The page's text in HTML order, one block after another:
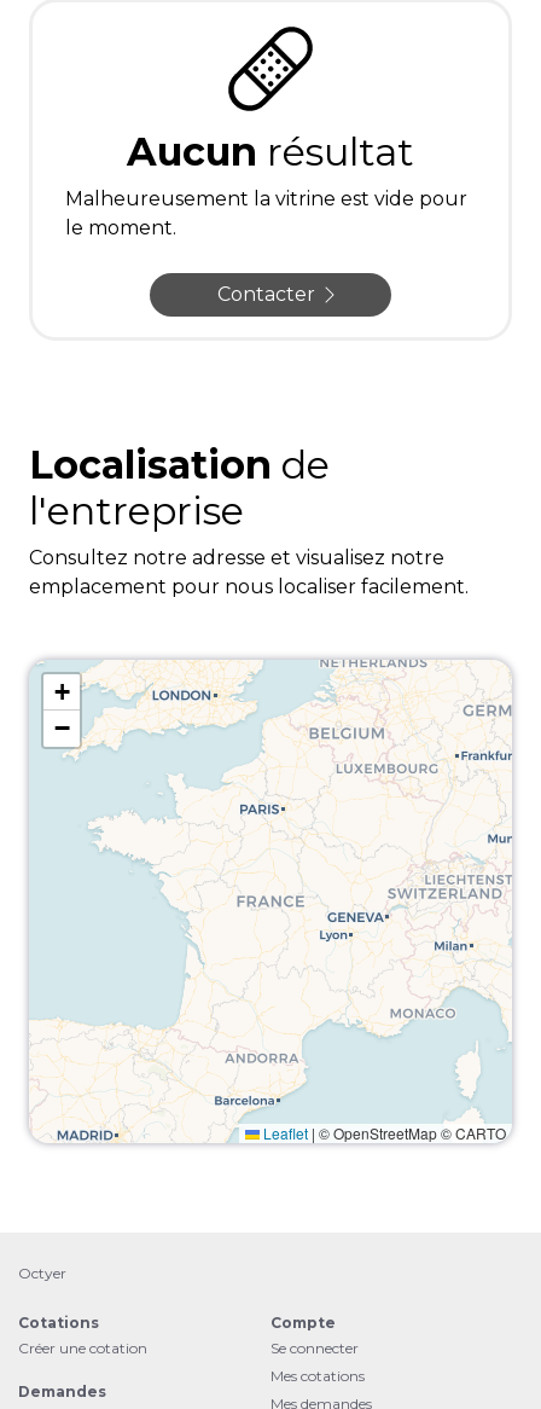
Aucun résultat
Malheureusement la vitrine est vide pour
le moment.
Contacter
Localisation de
l'entreprise
Consultez notre adresse et visualisez notre
emplacement pour nous localiser facilement.
+
−
Leaflet | © OpenStreetMap © CARTO
Octyer
Cotations
Créer une cotation
Demandes
Compte
Se connecter
Mes cotations
Mes demandes